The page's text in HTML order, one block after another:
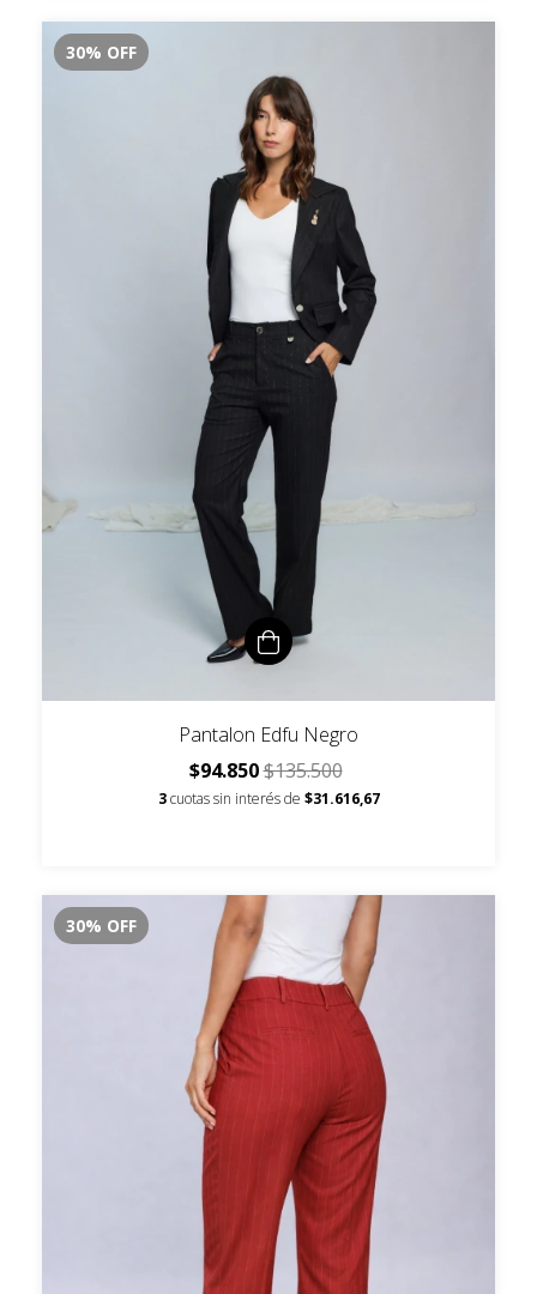
30% OFF
Pantalon Edfu Negro
$94.850$135.500
3 cuotas sin interés de $31.616,67
30% OFF